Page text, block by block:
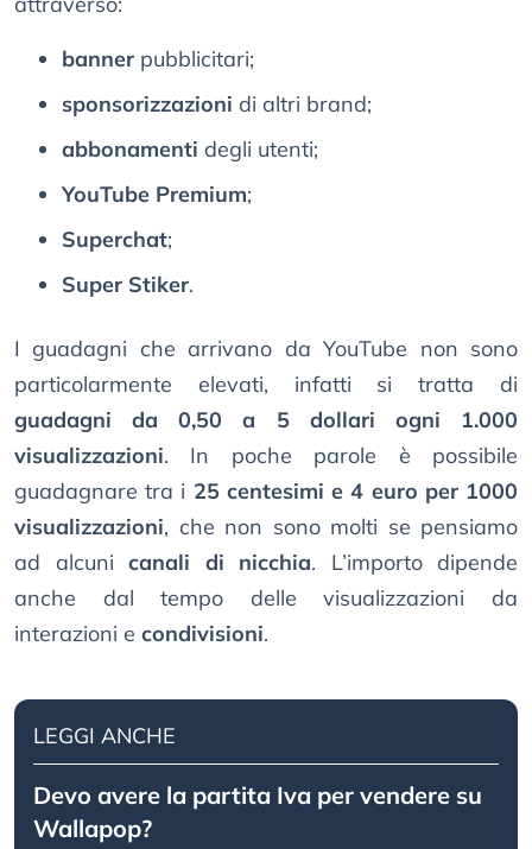
banner pubblicitari;
sponsorizzazioni di altri brand;
abbonamenti degli utenti;
YouTube Premium;
Superchat;
Super Stiker.
I guadagni che arrivano da YouTube non sono
particolarmente elevati, infatti si tratta di
guadagni da 0,50 a 5 dollari ogni 1.000
visualizzazioni. In poche parole è possibile
guadagnare tra i 25 centesimi e 4 euro per 1000
visualizzazioni, che non sono molti se pensiamo
ad alcuni canali di nicchia. L’importo dipende
anche dal tempo delle visualizzazioni da
interazioni e condivisioni.
LEGGI ANCHE
Devo avere la partita Iva per vendere su
Wallapop?